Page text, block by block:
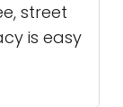
street
is easy